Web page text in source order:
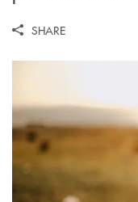
SHARE